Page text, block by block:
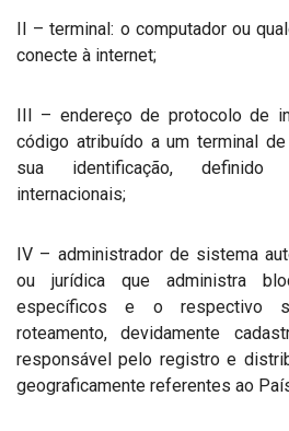
II – terminal: o computador ou
conecte à internet;
III – endereço de protocolo de
código atribuído a um terminal
sua identificação, definido
internacionais;
IV – administrador de sistema
ou jurídica que administra
específicos e o respectivo
roteamento, devidamente
responsável pelo registro e
geograficamente referentes ao